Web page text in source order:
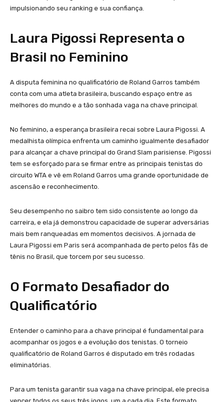
impulsionando seu ranking e sua confiança.
Laura Pigossi Representa o
Brasil no Feminino
A disputa feminina no qualificatório de Roland Garros também
conta com uma atleta brasileira, buscando espaço entre as
melhores do mundo e a tão sonhada vaga na chave principal.
No feminino, a esperança brasileira recai sobre Laura Pigossi. A
medalhista olímpica enfrenta um caminho igualmente desafiador
para alcançar a chave principal do Grand Slam parisiense. Pigossi
tem se esforçado para se firmar entre as principais tenistas do
circuito WTA e vê em Roland Garros uma grande oportunidade de
ascensão e reconhecimento.
Seu desempenho no saibro tem sido consistente ao longo da
carreira, e ela já demonstrou capacidade de superar adversárias
mais bem ranqueadas em momentos decisivos. A jornada de
Laura Pigossi em Paris será acompanhada de perto pelos fãs de
tênis no Brasil, que torcem por seu sucesso.
O Formato Desafiador do
Qualificatório
Entender o caminho para a chave principal é fundamental para
acompanhar os jogos e a evolução dos tenistas. O torneio
qualificatório de Roland Garros é disputado em três rodadas
eliminatórias.
Para um tenista garantir sua vaga na chave principal, ele precisa